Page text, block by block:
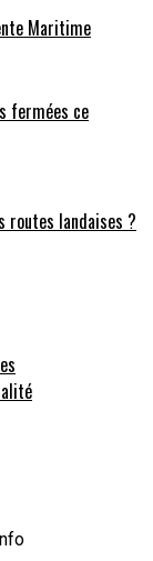
Maritime
fermées ce
routes landaises ?